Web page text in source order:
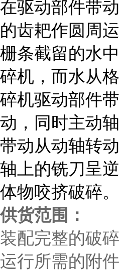
在驱动部件带
的齿耙作圆周
栅条截留的水
碎机，而水从
碎机驱动部件
动，同时主动
带动从动轴转
轴上的铣刀呈
体物咬挤破碎。
供货范围：
装配完整的破
运行所需的附